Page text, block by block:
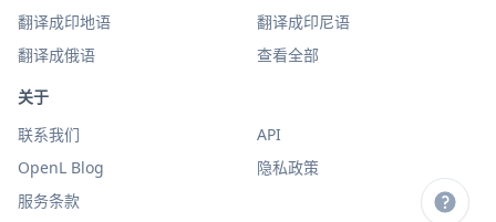
翻译成印地语
翻译成印尼语
翻译成俄语
查看全部
关于
联系我们
API
OpenL Blog
隐私政策
服务条款